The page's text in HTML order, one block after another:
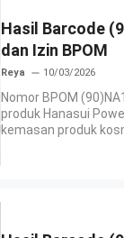
Hasil Barcode
dan Izin BPOM
Reya 10/03/2026
Nomor BPOM
produk Hanasui
kemasan produk